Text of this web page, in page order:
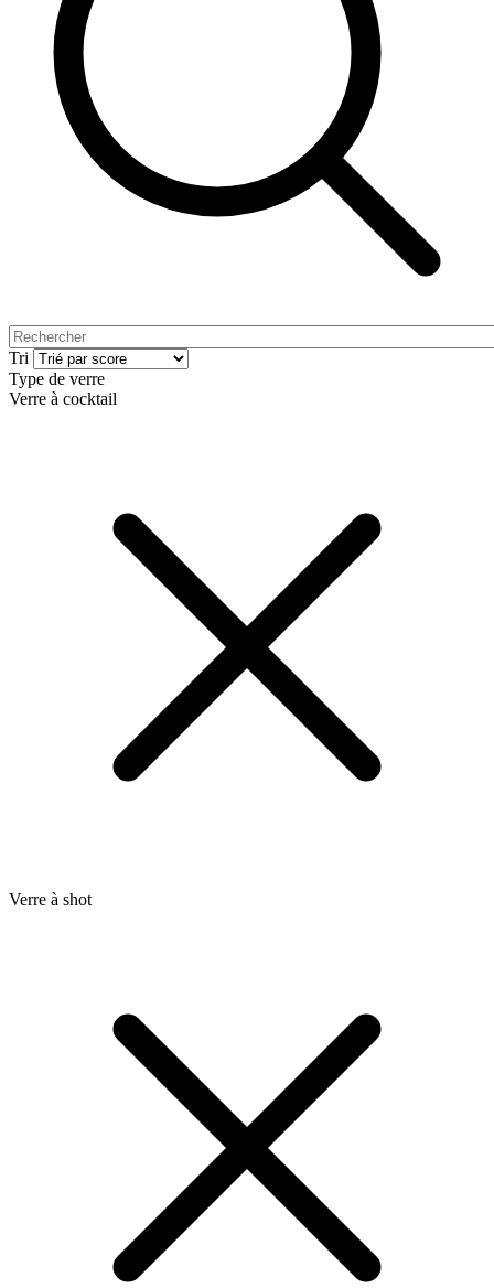
Tri
Type de verre
Verre à cocktail
Verre à shot